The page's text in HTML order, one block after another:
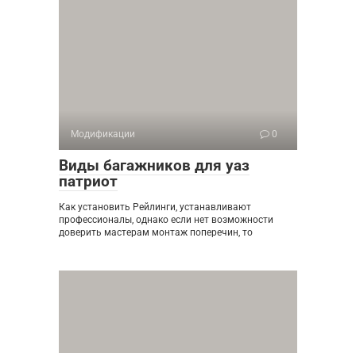
Модификации 0
Виды багажников для уаз
патриот
Как установить Рейлинги, устанавливают
профессионалы, однако если нет возможности
доверить мастерам монтаж поперечин, то